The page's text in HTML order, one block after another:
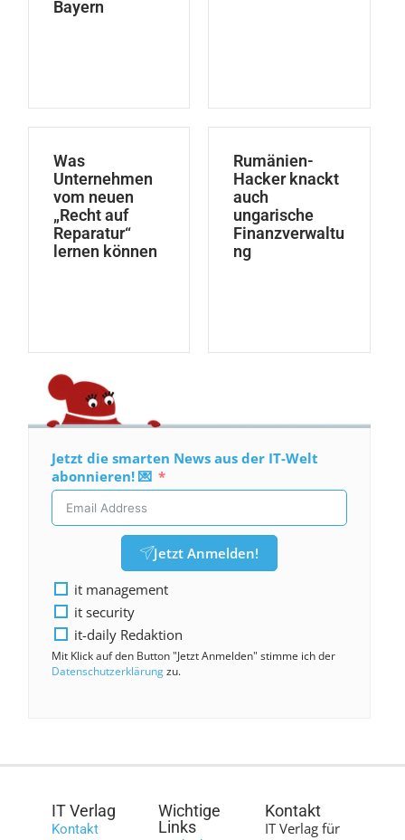
Bayern
Was
Unternehmen
vom neuen
„Recht auf
Reparatur“
lernen können
Rumänien-
Hacker knackt
auch
ungarische
Finanzverwaltu
ng
Jetzt die smarten News aus der IT-Welt
abonnieren! 💌
Jetzt Anmelden!
it management
it security
it-daily Redaktion
Mit Klick auf den Button "Jetzt Anmelden" stimme ich der
Datenschutzerklärungzu.
IT Verlag
Kontakt
Wichtige
Links
Kontakt
IT Verlag für